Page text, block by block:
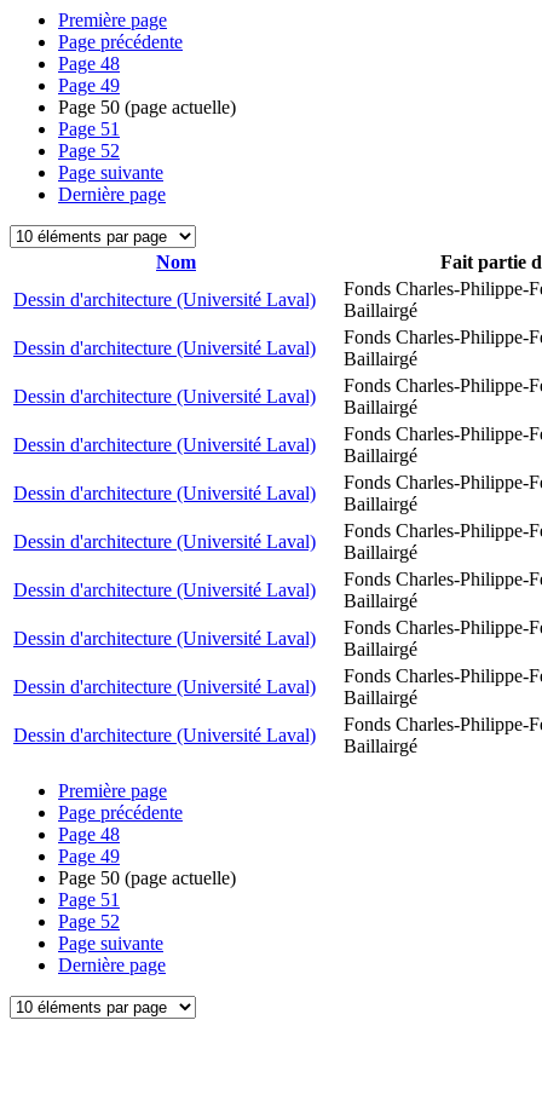
Première page
Page précédente
Page 48
Page 49
Page 50 (page actuelle)
Page 51
Page 52
Page suivante
Dernière page
Nom
Fait partie
Dessin d'architecture (Université Laval)
Fonds Charles-Philippe-
Baillairgé
Dessin d'architecture (Université Laval)
Fonds Charles-Philippe-
Baillairgé
Dessin d'architecture (Université Laval)
Fonds Charles-Philippe-
Baillairgé
Dessin d'architecture (Université Laval)
Fonds Charles-Philippe-
Baillairgé
Dessin d'architecture (Université Laval)
Fonds Charles-Philippe-
Baillairgé
Dessin d'architecture (Université Laval)
Fonds Charles-Philippe-
Baillairgé
Dessin d'architecture (Université Laval)
Fonds Charles-Philippe-
Baillairgé
Dessin d'architecture (Université Laval)
Fonds Charles-Philippe-
Baillairgé
Dessin d'architecture (Université Laval)
Fonds Charles-Philippe-
Baillairgé
Dessin d'architecture (Université Laval)
Fonds Charles-Philippe-
Baillairgé
Première page
Page précédente
Page 48
Page 49
Page 50 (page actuelle)
Page 51
Page 52
Page suivante
Dernière page